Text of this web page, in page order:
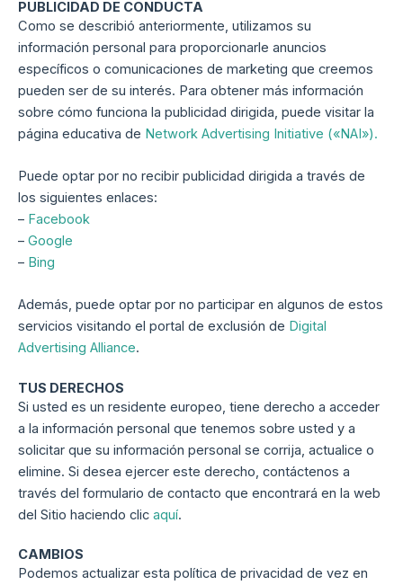
PUBLICIDAD DE CONDUCTA
Como se describió anteriormente, utilizamos su
información personal para proporcionarle anuncios
específicos o comunicaciones de marketing que creemos
pueden ser de su interés. Para obtener más información
sobre cómo funciona la publicidad dirigida, puede visitar la
página educativa de Network Advertising Initiative («NAI»).
Puede optar por no recibir publicidad dirigida a través de
los siguientes enlaces:
– Facebook
– Google
– Bing
Además, puede optar por no participar en algunos de estos
servicios visitando el portal de exclusión de Digital
Advertising Alliance.
TUS DERECHOS
Si usted es un residente europeo, tiene derecho a acceder
a la información personal que tenemos sobre usted y a
solicitar que su información personal se corrija, actualice o
elimine. Si desea ejercer este derecho, contáctenos a
través del formulario de contacto que encontrará en la web
del Sitio haciendo clic aquí.
CAMBIOS
Podemos actualizar esta política de privacidad de vez en